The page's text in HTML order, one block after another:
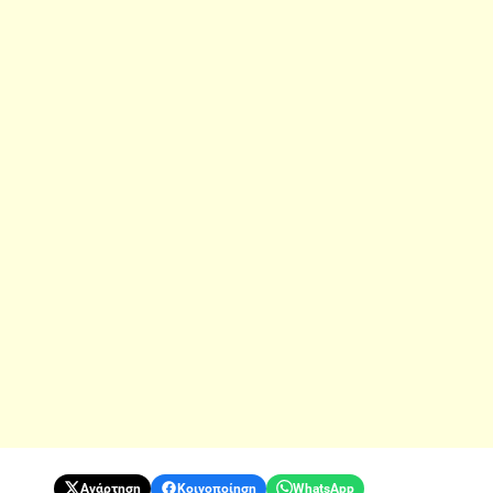
Ανάρτηση Κοινοποίηση
WhatsApp